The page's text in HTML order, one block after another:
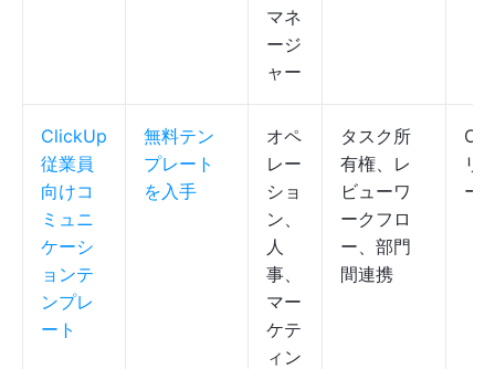
マネ
ージ
ャー
ClickUp
従業員
向けコ
ミュニ
ケーシ
ョンテ
ンプレ
ート
無料テン
プレート
を入手
オペ
レー
ショ
ン、
人
事、
マー
ケテ
ィン
タスク所
有権、レ
ビューワ
ークフロ
ー、部門
間連携
リ
ー